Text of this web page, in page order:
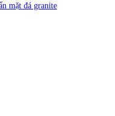
mặt đá granite